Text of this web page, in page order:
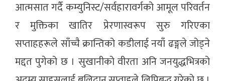
आत्मसात गर्दै कम्युनिस्ट/सर्वहारावर्गको आमूल परिवर्तन
र मुक्तिका खातिर प्रेरणास्वरूप सुरु गरिएका
सप्ताहहरूले साँच्चै क्रान्तिको कडीलाई नयाँ ढङ्गले जोड्ने
मद्दत पुगेको छ । सुखानीको वीरता अनि जनयुद्धभित्रको